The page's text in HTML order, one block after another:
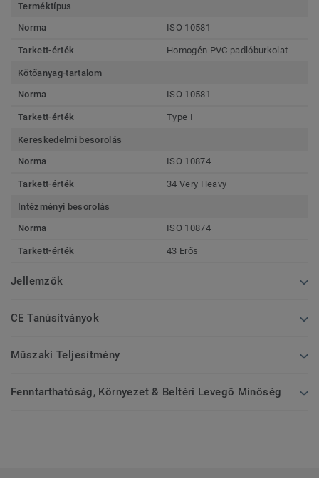
Terméktípus
Norma
ISO 10581
Tarkett-érték Homogén PVC padlóburkolat
Kötőanyag-tartalom
Norma
ISO 10581
Tarkett-érték Type I
Kereskedelmi besorolás
Norma
ISO 10874
Tarkett-érték 34 Very Heavy
Intézményi besorolás
Norma
ISO 10874
Tarkett-érték 43 Erős
Jellemzők
CE Tanúsítványok
Műszaki Teljesítmény
Fenntarthatóság, Környezet & Beltéri Levegő Minőség